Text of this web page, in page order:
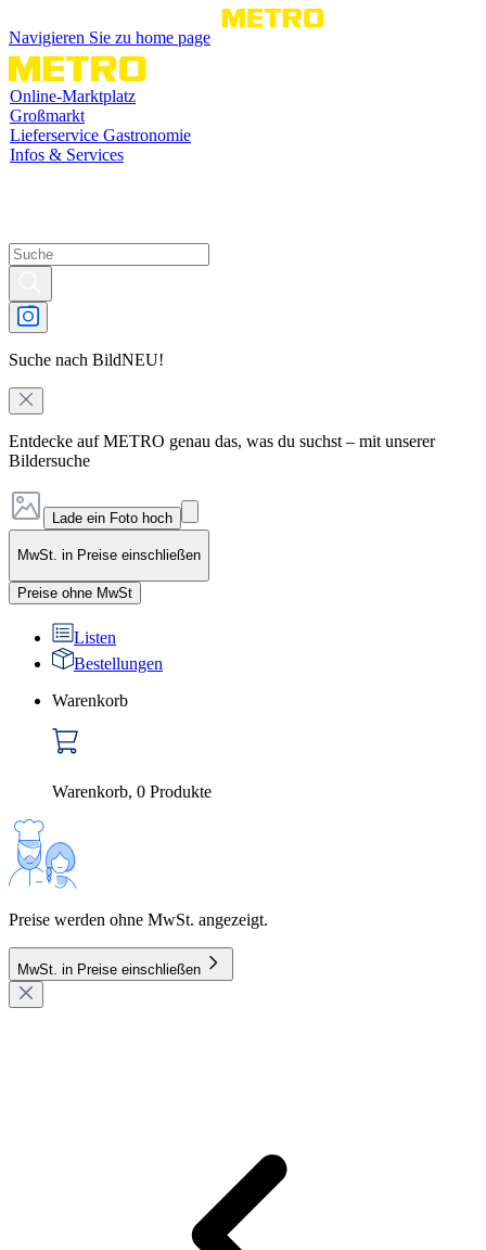
Navigieren Sie zu home page
Online-Marktplatz
Großmarkt
Lieferservice Gastronomie
Infos & Services
Suche nach BildNEU!
Entdecke auf METRO genau das, was du suchst – mit unserer
Bildersuche
Lade ein Foto hoch
MwSt. in Preise einschließen
Preise ohne MwSt
Listen
Bestellungen
Warenkorb
Warenkorb, 0 Produkte
Preise werden ohne MwSt. angezeigt.
MwSt. in Preise einschließen